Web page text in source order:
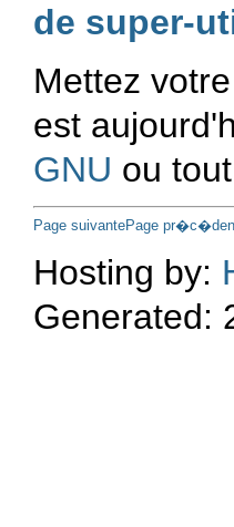
de super-
Mettez
est
GNU ou
Page suivantePage
Hosting by:
Generated: